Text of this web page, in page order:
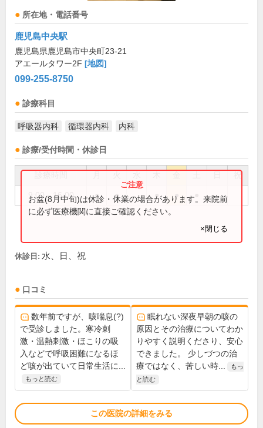
所在地・電話番号
鹿児島中央駅
鹿児島県鹿児島市中央町23-21
アエールタワー2F [地図]
099-255-8750
診療科目
呼吸器内科 循環器内科 内科
診療/受付時間・休診日
祝
9:00～16:00 ● ● ● ●
お盆(8月中旬)は休診・休業の場合があります。来院前
に必ず医療機関に直接ご確認ください。
×閉じる
休診日: 水、日、祝
口コミ
数年前ですが、咳喘息(?)
で受診しました。寒冷刺
激・温熱刺激・ほこりの吸
入などで呼吸困難になるほ
ど咳が出ていて日常生活に...
もっと読む
眠れない深夜早朝の咳の
原因とその治療についてわか
りやすく説明くださり、安心
できました。 少しづつの治
療ではなく、苦しい時...
もっ
と読む
この医院の詳細をみる